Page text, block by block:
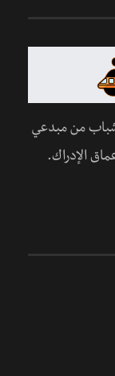
شباب من مبدعي
الإدراك.